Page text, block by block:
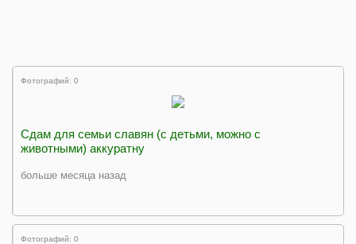
Фотографий: 0
Сдам для семьи славян (с детьми, можно с
животными) аккуратну
больше месяца назад
Фотографий: 0